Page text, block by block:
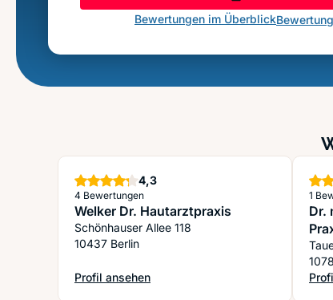
Bewertungen im Überblick
4,3Sterne
4 Bewertungen
Welker Dr. Hautarztpraxis
Schönhauser Allee 118
10437 Berlin
Profil ansehen
: Welker Dr. Hautarztpraxis
1
Dr.
: